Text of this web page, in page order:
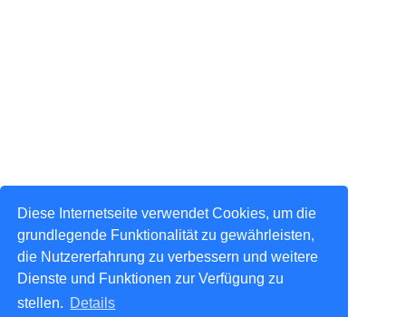
Diese Internetseite verwendet Cookies, um die
grundlegende Funktionalität zu gewährleisten,
die Nutzererfahrung zu verbessern und weitere
Dienste und Funktionen zur Verfügung zu
stellen. Details